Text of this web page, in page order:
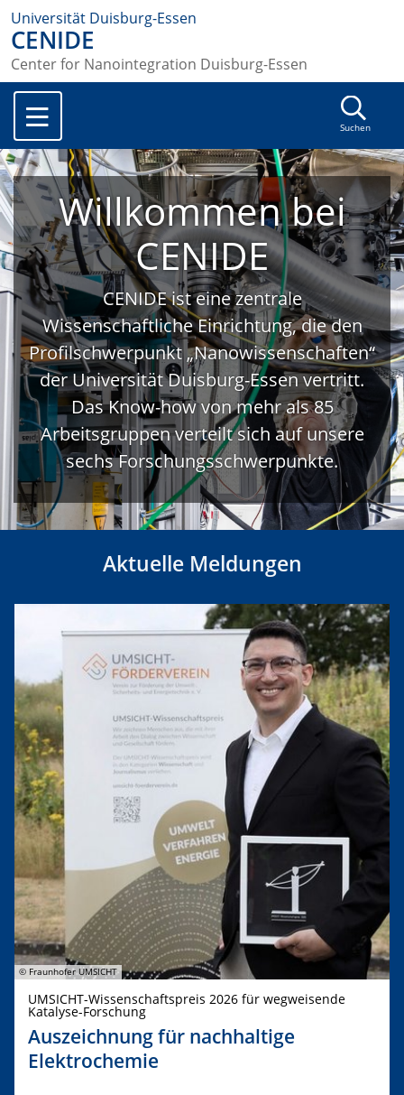
Universität Duisburg-Essen
CENIDE
Center for Nanointegration Duisburg-Essen
Suchen
Willkommen bei
CENIDE
CENIDE ist eine zentrale
Wissenschaftliche Einrichtung, die den
Profilschwerpunkt „Nanowissenschaften“
der Universität Duisburg-Essen vertritt.
Das Know-how von mehr als 85
Arbeitsgruppen verteilt sich auf unsere
sechs Forschungsschwerpunkte.
Aktuelle Meldungen
© Fraunhofer UMSICHT
UMSICHT-Wissenschaftspreis 2026 für wegweisende
Katalyse-Forschung
Auszeichnung für nachhaltige
Elektrochemie